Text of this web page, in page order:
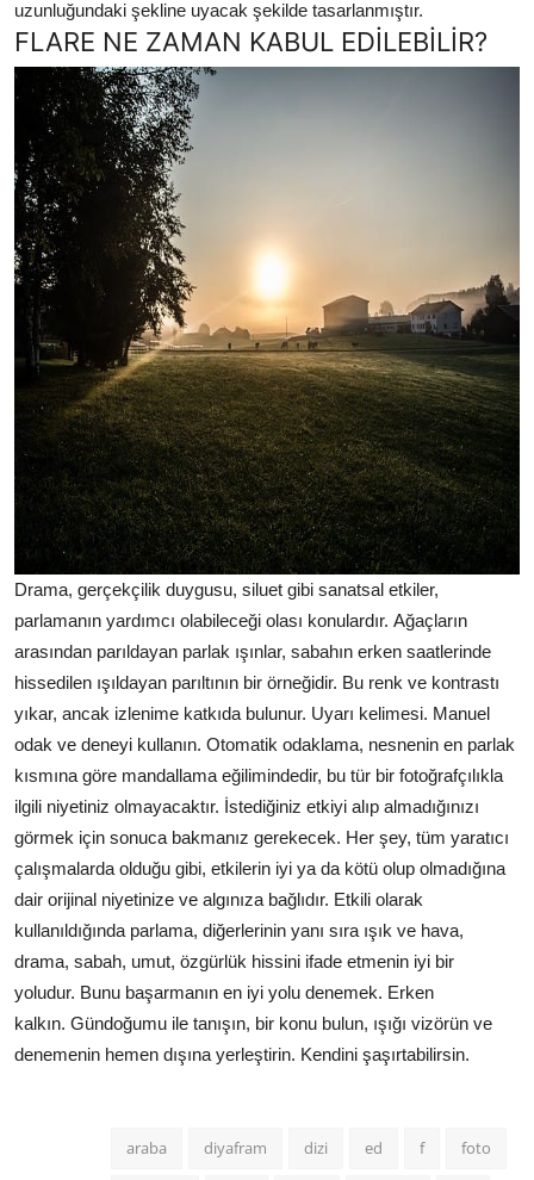
uzunluğundaki şekline uyacak şekilde tasarlanmıştır.
FLARE NE ZAMAN KABUL EDİLEBİLİR?
Drama, gerçekçilik duygusu, siluet gibi sanatsal etkiler,
parlamanın yardımcı olabileceği olası konulardır. Ağaçların
arasından parıldayan parlak ışınlar, sabahın erken saatlerinde
hissedilen ışıldayan parıltının bir örneğidir. Bu renk ve kontrastı
yıkar, ancak izlenime katkıda bulunur. Uyarı kelimesi. Manuel
odak ve deneyi kullanın. Otomatik odaklama, nesnenin en parlak
kısmına göre mandallama eğilimindedir, bu tür bir fotoğrafçılıkla
ilgili niyetiniz olmayacaktır. İstediğiniz etkiyi alıp almadığınızı
görmek için sonuca bakmanız gerekecek. Her şey, tüm yaratıcı
çalışmalarda olduğu gibi, etkilerin iyi ya da kötü olup olmadığına
dair orijinal niyetinize ve algınıza bağlıdır. Etkili olarak
kullanıldığında parlama, diğerlerinin yanı sıra ışık ve hava,
drama, sabah, umut, özgürlük hissini ifade etmenin iyi bir
yoludur. Bunu başarmanın en iyi yolu denemek. Erken
kalkın. Gündoğumu ile tanışın, bir konu bulun, ışığı vizörün ve
denemenin hemen dışına yerleştirin. Kendini şaşırtabilirsin.
araba diyafram dizi ed f foto